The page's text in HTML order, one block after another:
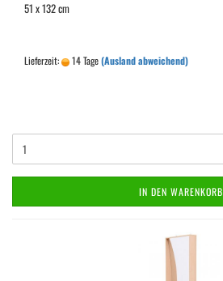
51 x 132 cm
Lieferzeit: 14 Tage(Ausland abweichend)
IN DEN WARENKORB